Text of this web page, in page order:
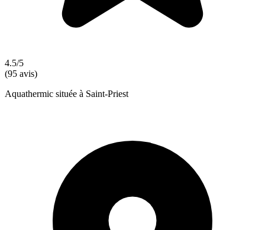
4.5/5
(95 avis)
Aquathermic située à Saint-Priest